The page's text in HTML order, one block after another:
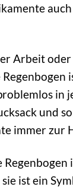
Arbeit
Regenbogen
in
und
immer zur
ist ein